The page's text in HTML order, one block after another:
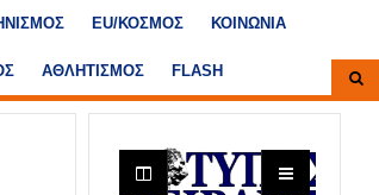
ΕU/ΚΟΣΜΟΣ ΚΟΙΝΩΝΙΑ
ΑΘΛΗΤΙΣΜΟΣ FLASH